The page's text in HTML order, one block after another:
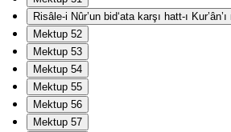
Risâle-i Nûr’un bid‘ata karşı hatt-ı
Mektup 52
Mektup 53
Mektup 54
Mektup 55
Mektup 56
Mektup 57